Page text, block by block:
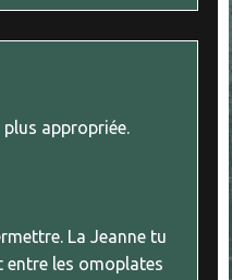
appropriée.
La Jeanne tu
entre les omoplates